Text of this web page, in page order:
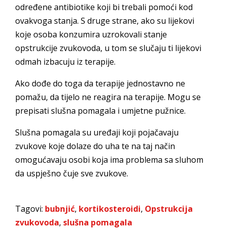
određene antibiotike koji bi trebali pomoći kod
ovakvoga stanja. S druge strane, ako su lijekovi
koje osoba konzumira uzrokovali stanje
opstrukcije zvukovoda, u tom se slučaju ti lijekovi
odmah izbacuju iz terapije.
Ako dođe do toga da terapije jednostavno ne
pomažu, da tijelo ne reagira na terapije. Mogu se
prepisati slušna pomagala i umjetne pužnice.
Slušna pomagala su uređaji koji pojačavaju
zvukove koje dolaze do uha te na taj način
omogućavaju osobi koja ima problema sa sluhom
da uspješno čuje sve zvukove.
Tagovi: bubnjić, kortikosteroidi, Opstrukcija
zvukovoda, slušna pomagala